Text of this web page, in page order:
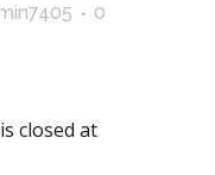
0
closed at